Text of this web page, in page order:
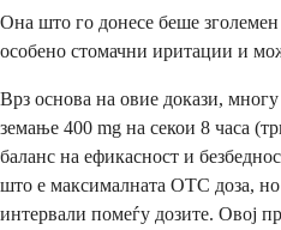
Она што го донесе беше
особено стомачни иритации и
Врз основа на овие докази,
земање 400 mg на секои 8 часа
баланс на ефикасност и
што е максималната OTC доза,
интервали помеѓу дозите. Овој